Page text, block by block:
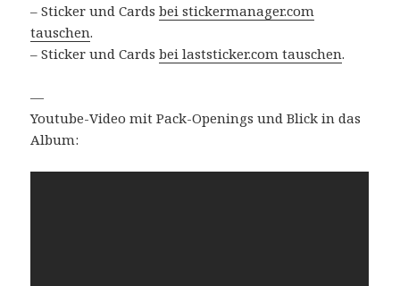
– Sticker und Cardsbei stickermanager.com
tauschen.
– Sticker und Cardsbei laststicker.com tauschen.
—
Youtube-Video mit Pack-Openings und Blick in das
Album: